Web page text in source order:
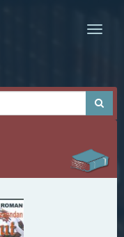
Toggle